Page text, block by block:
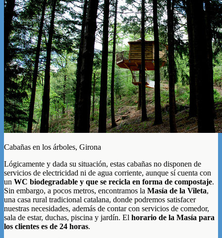
Cabañas en los árboles, Girona
Lógicamente y dada su situación, estas cabañas no disponen de
servicios de electricidad ni de agua corriente, aunque sí cuenta con
un WC biodegradable y que se recicla en forma de compostaje.
Sin embargo, a pocos metros, encontramos la Masía de la Vileta,
una casa rural tradicional catalana, donde podremos satisfacer
nuestras necesidades, además de contar con servicios de comedor,
sala de estar, duchas, piscina y jardín. El horario de la Masía para
los clientes es de 24 horas.